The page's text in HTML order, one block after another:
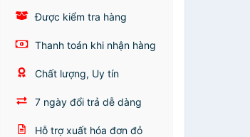
Được kiểm tra hàng
Thanh toán khi nhận hàng
Chất lượng, Uy tín
7 ngày đổi trả dễ dàng
Hỗ trợ xuất hóa đơn đỏ